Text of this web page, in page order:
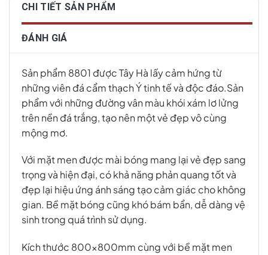
CHI TIẾT SẢN PHẨM
ĐÁNH GIÁ
Sản phẩm 8801 được Tây Hà lấy cảm hứng từ
những viên đá cẩm thạch Ý tinh tế và độc đáo.Sản
phẩm với những đường vân màu khói xám lơ lửng
trên nền đá trắng, tạo nên một vẻ đẹp vô cùng
mộng mơ.
Với mặt men được mài bóng mang lại vẻ đẹp sang
trọng và hiện đại, có khả năng phản quang tốt và
đẹp lại hiệu ứng ánh sáng tạo cảm giác cho không
gian. Bề mặt bóng cũng khó bám bẩn, dễ dàng vệ
sinh trong quá trình sử dụng.
Kích thước 800x800mm cùng với bề mặt men